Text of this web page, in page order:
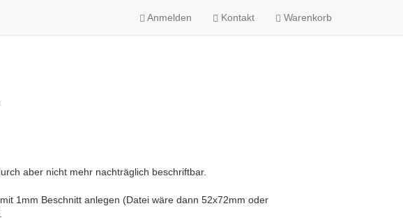
Anmelden Kontakt Warenkorb
aber nicht mehr nachträglich beschriftbar.
1mm Beschnitt anlegen (Datei wäre dann 52x72mm oder